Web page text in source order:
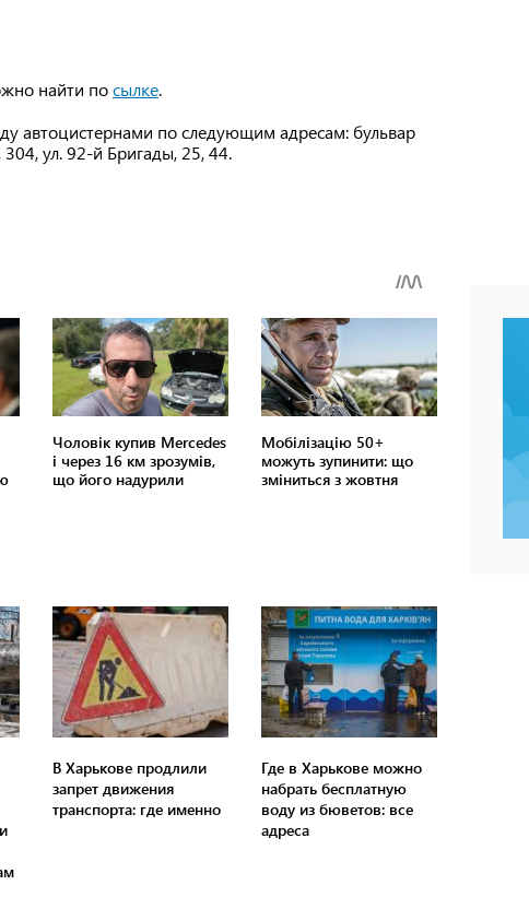
найти посылке.
автоцистернами по следующим адресам: бульвар
ул. 92-й Бригады, 25, 44.
В Харькове продлили
запрет движения
транспорта: где именно
Где в Харькове можно
набрать бесплатную
воду из бюветов: все
адреса